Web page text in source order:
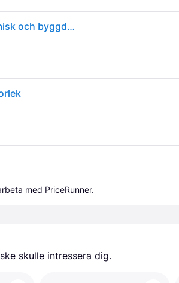
Wahoo Elemnt Bolt 3 GPS-Cykeldator Aerodynamisk och byggd för hastighet
med PriceRunner.
skulle intressera dig.